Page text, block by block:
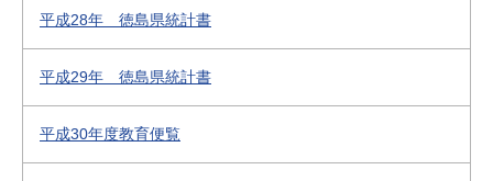
平成28年 徳島県統計書
平成29年 徳島県統計書
平成30年度教育便覧